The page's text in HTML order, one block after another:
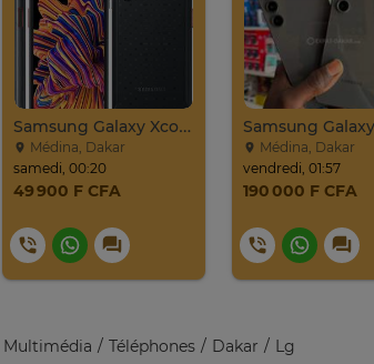
Samsung Galaxy Xcover Pro Venant 64go Ram 4go 4
Médina, Dakar
samedi, 00:20
49 900 F CFA
Médina, Dakar
vendredi, 01:57
190 000 F CFA
Multimédia Téléphones Dakar
Lg